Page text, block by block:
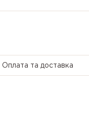
Оплата та доставка